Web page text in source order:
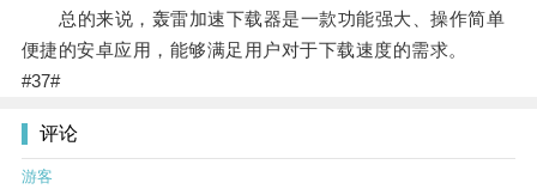
总的来说，轰雷加速下载器是一款功能强大、操作简单
便捷的安卓应用，能够满足用户对于下载速度的需求。
#37#
评论
游客